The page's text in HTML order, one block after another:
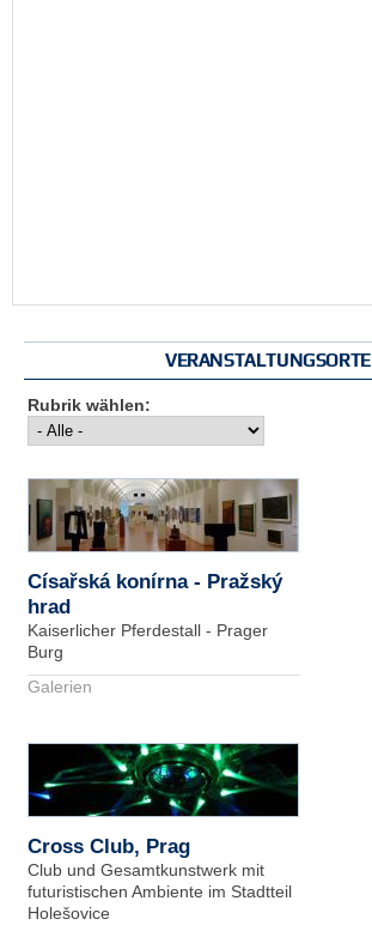
VERANSTALTUNGSORTE
Rubrik wählen:
Císařská konírna - Pražský
hrad
Kaiserlicher Pferdestall - Prager
Burg
Galerien
Cross Club, Prag
Club und Gesamtkunstwerk mit
futuristischen Ambiente im Stadtteil
Holešovice